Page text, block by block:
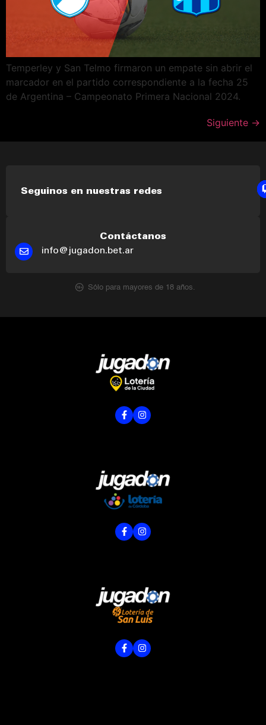
Temperley y San Telmo firmaron un empate sin abrir el
marcador en el partido correspondiente a la fecha 25
de Argentina – Campeonato Primera Nacional 2024.
Siguiente →
Seguinos en nuestras redes
Contáctanos
info@jugadon.bet.ar
Sólo para mayores de 18 años.